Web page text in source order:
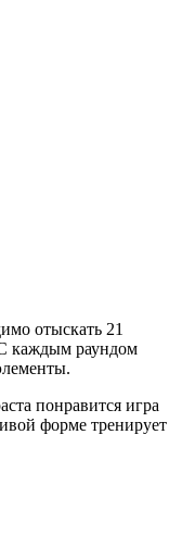
отыскать 21
каждым раундом
понравится игра
форме тренирует